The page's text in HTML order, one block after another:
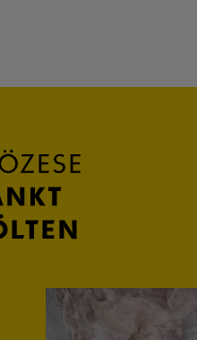
Medienportal